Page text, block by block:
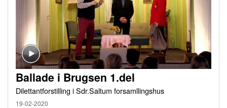
Ballade i Brugsen 1.del
Dilettantforstilling i Sdr.Saltum forsamllingshus
19-02-2020